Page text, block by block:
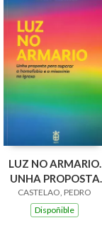
LUZ NO ARMARIO.
UNHA PROPOSTA
PARA SUPERAR A
HOMOFOBIA E A
CASTELAO, PEDRO
Dispoñible